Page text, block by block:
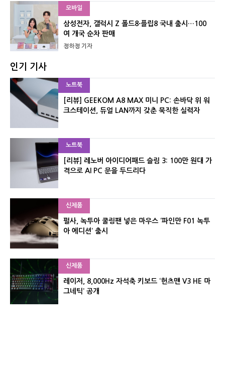
모바일
삼성전자, 갤럭시 Z 폴드8·플립8 국내 출시…100
여 개국 순차 판매
정하정 기자
인기 기사
노트북
[리뷰] GEEKOM A8 MAX 미니 PC: 손바닥 위 워
크스테이션, 듀얼 LAN까지 갖춘 묵직한 실력자
노트북
[리뷰] 레노버 아이디어패드 슬림 3: 100만 원대 가
격으로 AI PC 문을 두드리다
신제품
펄사, 녹투아 쿨링팬 넣은 마우스 ‘파인만 F01 녹투
아 에디션’ 출시
신제품
레이저, 8,000Hz 자석축 키보드 ‘헌츠맨 V3 HE 마
그네틱’ 공개